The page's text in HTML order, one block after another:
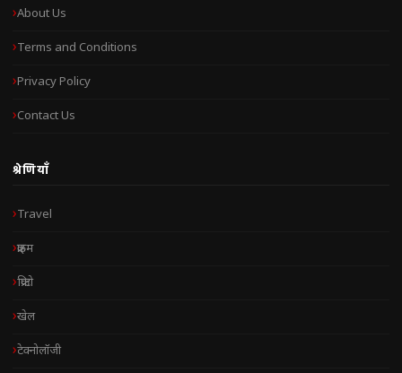
About Us
Terms and Conditions
Privacy Policy
Contact Us
श्रेणियाँ
Travel
क्राइम
क्रिप्टो
खेल
टेक्नोलॉजी